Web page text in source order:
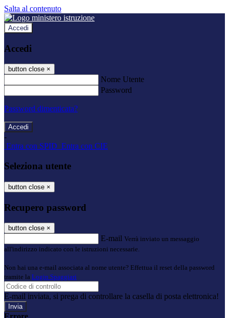
Salta al contenuto
Accedi
Accedi
button close ×
Nome Utente
Password
Password dimenticata?
-
Entra con SPID Entra con CIE
Seleziona utente
button close ×
Recupero password
button close ×
E-mail Verrà inviato un messaggio
all'indirizzo indicato con le istruzioni necessarie.
Non hai una e-mail associata al nome utente? Effettua il reset della password
tramite la Login Spaggiari
E-mail inviata, si prega di controllare la casella di posta elettronica!